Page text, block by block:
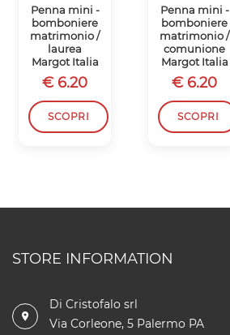
Penna mini -
bomboniere
matrimonio /
laurea
Margot Italia
€ 6.20
SCOPRI
Penna mini -
bomboniere
matrimonio /
comunione
Margot Italia
€ 6.20
SCOPRI
STORE INFORMATION
Di Cristofalo srl
Via Corleone, 5 Palermo PA